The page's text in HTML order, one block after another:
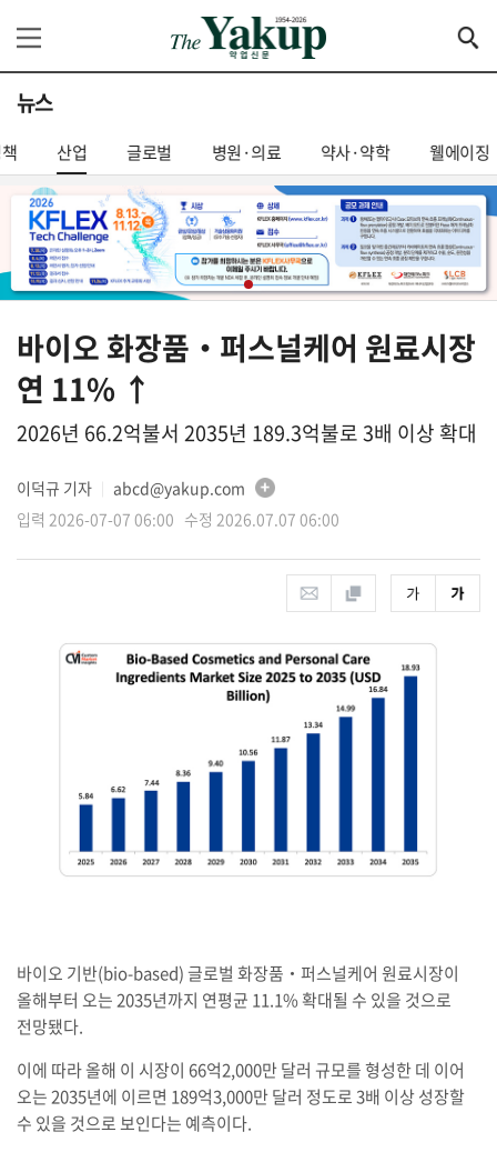
뉴스
산업 글로벌 병원·의료 약사·약학 웰에이징
바이오 화장품‧퍼스널케어 원료시장
연 11% ↑
2026년 66.2억불서 2035년 189.3억불로 3배 이상 확대
이덕규 기자
abcd@yakup.com
입력 2026-07-07 06:00 수정 2026.07.07 06:00
바이오 기반(bio-based) 글로벌 화장품‧퍼스널케어 원료시장이
올해부터 오는 2035년까지 연평균 11.1% 확대될 수 있을 것으로
전망됐다.
이에 따라 올해 이 시장이 66억2,000만 달러 규모를 형성한 데 이어
오는 2035년에 이르면 189억3,000만 달러 정도로 3배 이상 성장할
수 있을 것으로 보인다는 예측이다.